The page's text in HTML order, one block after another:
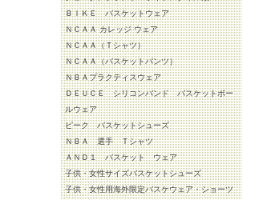
ＢＩＫＥ バスケットウェア
ＮＣＡＡ カレッジ ウェア
ＮＣＡＡ（Ｔシャツ）
ＮＣＡＡ（バスケットパンツ）
ＮＢＡプラクティスウェア
ＤＥＵＣＥ シリコンバンド バスケットボー
ルウェア
ピーク バスケットシューズ
ＮＢＡ 選手 Ｔシャツ
ＡＮＤ１ バスケット ウェア
子供・女性サイズバスケットシューズ
子供・女性用海外限定バスケウェア・ショーツ